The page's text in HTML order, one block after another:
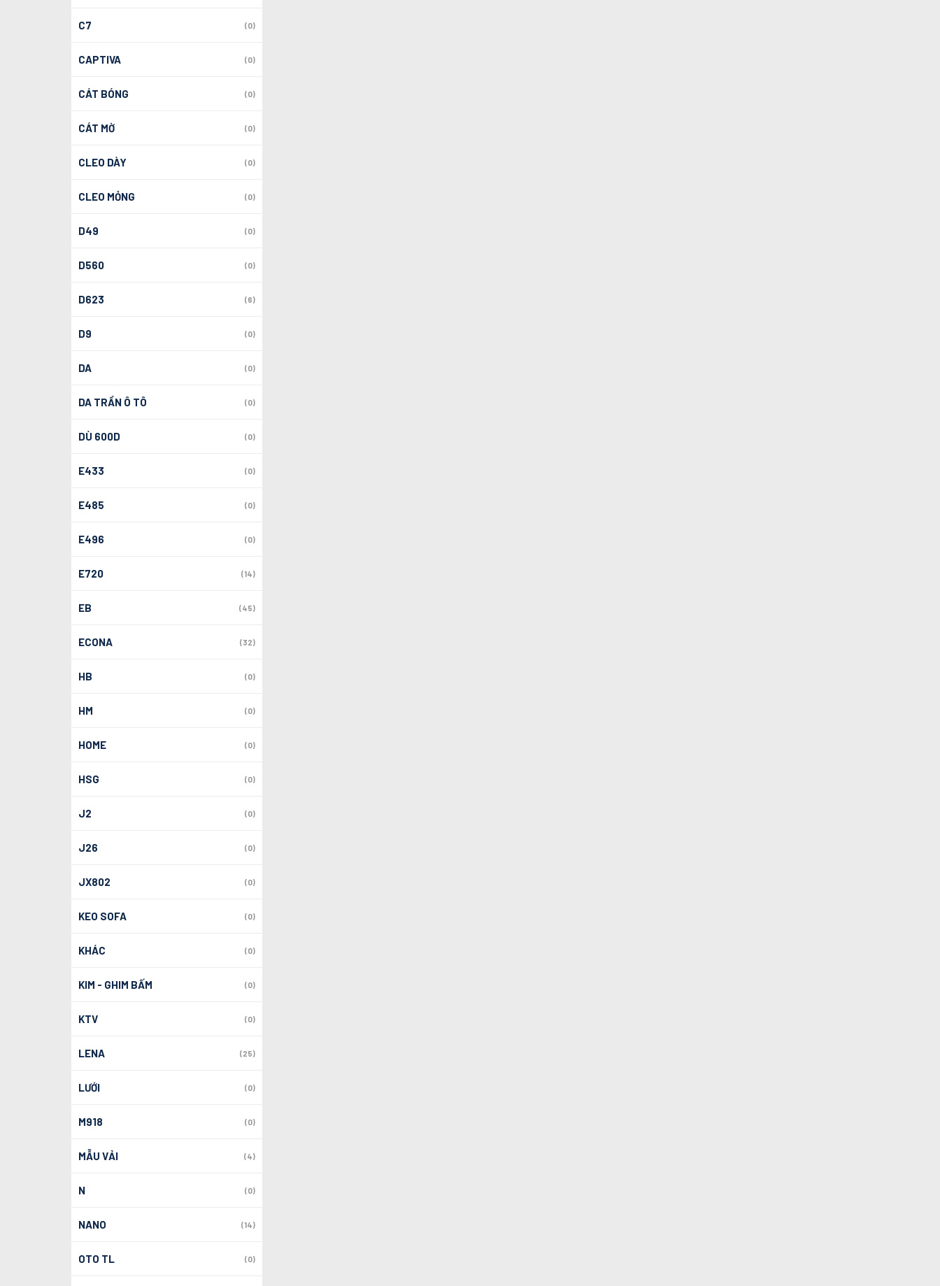
C7 (0)
CAPTIVA (0)
CÁT BÓNG (0)
CÁT MỜ (0)
CLEO DÀY (0)
CLEO MỎNG (0)
D49 (0)
D560 (0)
D623 (6)
D9 (0)
DA (0)
DA TRẦN Ô TÔ (0)
DÙ 600D (0)
E433 (0)
E485 (0)
E496 (0)
E720 (14)
EB (45)
ECONA (32)
HB (0)
HM (0)
HOME (0)
HSG (0)
J2 (0)
J26 (0)
JX802 (0)
KEO SOFA (0)
KHÁC (0)
KIM - GHIM BẤM (0)
KTV (0)
LENA (25)
LƯỚI (0)
M918 (0)
MẪU VẢI (4)
N (0)
NANO (14)
OTO TL (0)